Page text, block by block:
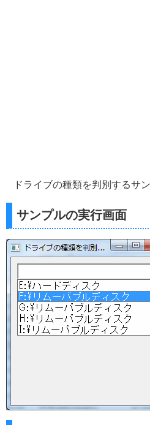
ドライブの種類を判別するサ
サンプルの実行画面